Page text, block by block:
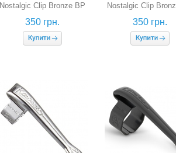
Nostalgic Clip Bronze BP
(бронзова, для кулькових
ручок)
350 грн.
Nostalgic Clip
(бронзова, для
чорнильних
350 грн.